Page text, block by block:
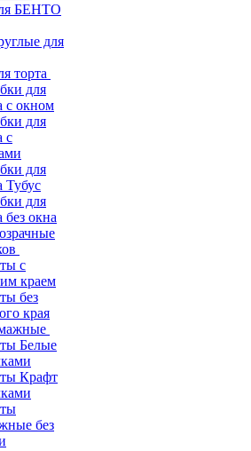
БЕНТО
для
торта
для
с окном
для
с
для
Тубус
для
без окна
с
краем
без
края
Белые
Крафт
без